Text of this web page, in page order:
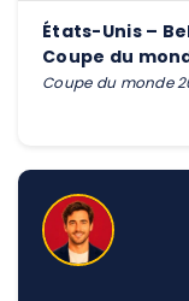
États-Unis –
Coupe du
Coupe du monde